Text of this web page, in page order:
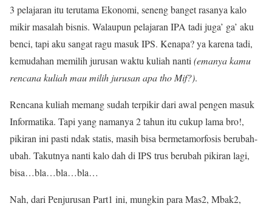
3 pelajaran itu terutama Ekonomi, seneng banget rasanya kalo
mikir masalah bisnis. Walaupun pelajaran IPA tadi juga’ ga’ aku
benci, tapi aku sangat ragu masuk IPS. Kenapa? ya karena tadi,
kemudahan memilih jurusan waktu kuliah nanti (emanya kamu
rencana kuliah mau milih jurusan apa tho Mif?).
Rencana kuliah memang sudah terpikir dari awal pengen masuk
Informatika. Tapi yang namanya 2 tahun itu cukup lama bro!,
pikiran ini pasti ndak statis, masih bisa bermetamorfosisberubah-
ubah. Takutnya nanti kalo dah di IPS trus berubah pikiran lagi,
bisa…bla…bla…bla…
Nah, dari Penjurusan Part1 ini, mungkin para Mas2, Mbak2,